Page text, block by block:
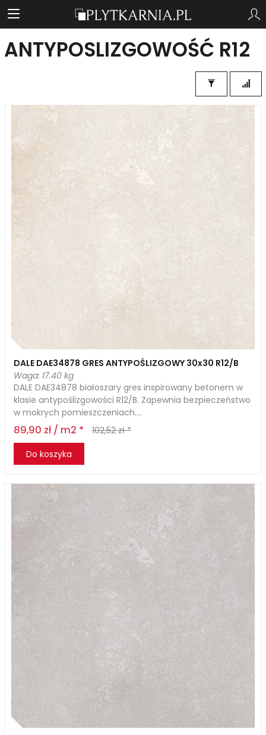
ANTYPOSLIZGOWOŚĆ R12
DALE DAE34878 GRES ANTYPOŚLIZGOWY 30x30 R12/B
Waga: 17.40 kg
DALE DAE34878 białoszary gres inspirowany betonem w
klasie antypoślizgowości R12/B. Zapewnia bezpieczeństwo
w mokrych pomieszczeniach....
89,90 zł / m2 *
102,52 zł *
Do koszyka